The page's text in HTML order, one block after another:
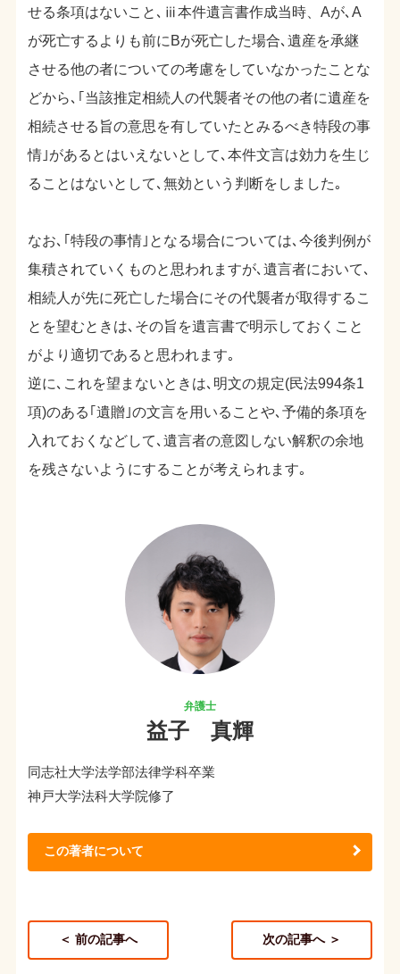
せる条項はないこと､ⅲ本件遺言書作成当時、Aが､A
が死亡するよりも前にBが死亡した場合､遺産を承継
させる他の者についての考慮をしていなかったことな
どから､｢当該推定相続人の代襲者その他の者に遺産を
相続させる旨の意思を有していたとみるべき特段の事
情｣があるとはいえないとして､本件文言は効力を生じ
ることはないとして､無効という判断をしました｡
なお､｢特段の事情｣となる場合については､今後判例が
集積されていくものと思われますが､遺言者において､
相続人が先に死亡した場合にその代襲者が取得するこ
とを望むときは､その旨を遺言書で明示しておくこと
がより適切であると思われます｡
逆に､これを望まないときは､明文の規定(民法994条1
項)のある｢遺贈｣の文言を用いることや､予備的条項を
入れておくなどして､遺言者の意図しない解釈の余地
を残さないようにすることが考えられます｡
益子 真輝
同志社大学法学部法律学科卒業
神戸大学法科大学院修了
この著者について
＜ 前の記事へ 次の記事へ ＞